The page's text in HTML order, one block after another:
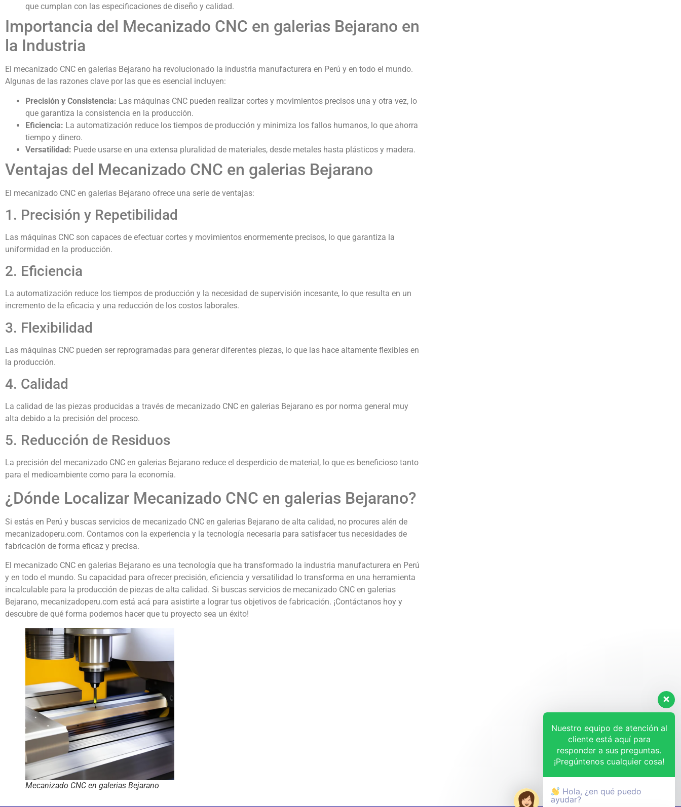
que cumplan con las especificaciones de diseño y calidad.
Importancia del Mecanizado CNC en galerias Bejarano en
la Industria
El mecanizado CNC en galerias Bejarano ha revolucionado la industria manufacturera en Perú y en todo el mundo.
Algunas de las razones clave por las que es esencial incluyen:
Precisión y Consistencia: Las máquinas CNC pueden realizar cortes y movimientos precisos una y otra vez, lo
que garantiza la consistencia en la producción.
Eficiencia: La automatización reduce los tiempos de producción y minimiza los fallos humanos, lo que ahorra
tiempo y dinero.
Versatilidad: Puede usarse en una extensa pluralidad de materiales, desde metales hasta plásticos y madera.
Ventajas del Mecanizado CNC en galerias Bejarano
El mecanizado CNC en galerias Bejarano ofrece una serie de ventajas:
1. Precisión y Repetibilidad
Las máquinas CNC son capaces de efectuar cortes y movimientos enormemente precisos, lo que garantiza la
uniformidad en la producción.
2. Eficiencia
La automatización reduce los tiempos de producción y la necesidad de supervisión incesante, lo que resulta en un
incremento de la eficacia y una reducción de los costos laborales.
3. Flexibilidad
Las máquinas CNC pueden ser reprogramadas para generar diferentes piezas, lo que las hace altamente flexibles en
la producción.
4. Calidad
La calidad de las piezas producidas a través de mecanizado CNC en galerias Bejarano es por norma general muy
alta debido a la precisión del proceso.
5. Reducción de Residuos
La precisión del mecanizado CNC en galerias Bejarano reduce el desperdicio de material, lo que es beneficioso tanto
para el medioambiente como para la economía.
¿Dónde Localizar Mecanizado CNC en galerias Bejarano?
Si estás en Perú y buscas servicios de mecanizado CNC en galerias Bejarano de alta calidad, no procures alén de
mecanizadoperu.com. Contamos con la experiencia y la tecnología necesaria para satisfacer tus necesidades de
fabricación de forma eficaz y precisa.
El mecanizado CNC en galerias Bejarano es una tecnología que ha transformado la industria manufacturera en Perú
y en todo el mundo. Su capacidad para ofrecer precisión, eficiencia y versatilidad lo transforma en una herramienta
incalculable para la producción de piezas de alta calidad. Si buscas servicios de mecanizado CNC en galerias
Bejarano, mecanizadoperu.com está acá para asistirte a lograr tus objetivos de fabricación. ¡Contáctanos hoy y
descubre de qué forma podemos hacer que tu proyecto sea un éxito!
Mecanizado CNC en galerias Bejarano
Nuestro equipo de atención al
cliente está aquí para
responder a sus preguntas.
¡Pregúntenos cualquier cosa!
Hola, ¿en qué puedo
ayudar?